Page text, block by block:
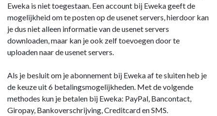
Eweka is niet toegestaan. Een account bij Eweka geeft de
mogelijkheid om te posten op de usenet servers, hierdoor kan
je dus niet alleen informatie van de usenet servers
downloaden, maar kan je ook zelf toevoegen door te
uploaden naar de usenet servers.
Als je besluit om je abonnement bij Eweka af te sluiten heb je
de keuze uit 6 betalingsmogelijkheden. Met de volgende
methodes kun je betalen bij Eweka: PayPal, Bancontact,
Giropay, Bankoverschrijving, Creditcard en SMS.